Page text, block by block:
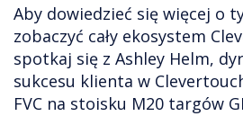
Aby dowiedzieć się więcej o
zobaczyć cały ekosystem
spotkaj się z Ashley Helm,
sukcesu klienta w
FVC na stoisku M20 targów